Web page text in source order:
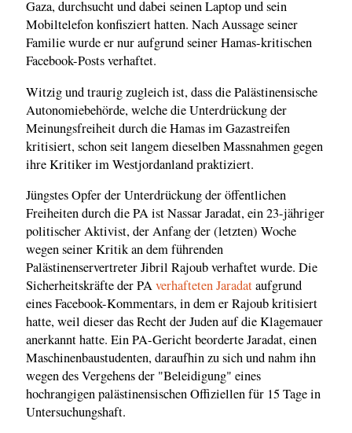
Gaza, durchsucht und dabei seinen Laptop und sein
Mobiltelefon konfisziert hatten. Nach Aussage seiner
Familie wurde er nur aufgrund seiner Hamas-kritischen
Facebook-Posts verhaftet.
Witzig und traurig zugleich ist, dass die Palästinensische
Autonomiebehörde, welche die Unterdrückung der
Meinungsfreiheit durch die Hamas im Gazastreifen
kritisiert, schon seit langem dieselben Massnahmen gegen
ihre Kritiker im Westjordanland praktiziert.
Jüngstes Opfer der Unterdrückung der öffentlichen
Freiheiten durch die PA ist Nassar Jaradat, ein 23-jähriger
politischer Aktivist, der Anfang der (letzten) Woche
wegen seiner Kritik an dem führenden
Palästinenservertreter Jibril Rajoub verhaftet wurde. Die
Sicherheitskräfte der PAverhafteten Jaradataufgrund
eines Facebook-Kommentars, in dem er Rajoub kritisiert
hatte, weil dieser das Recht der Juden auf die Klagemauer
anerkannt hatte. Ein PA-Gericht beorderte Jaradat, einen
Maschinenbaustudenten, daraufhin zu sich und nahm ihn
wegen des Vergehens der "Beleidigung" eines
hochrangigen palästinensischen Offiziellen für 15 Tage in
Untersuchungshaft.